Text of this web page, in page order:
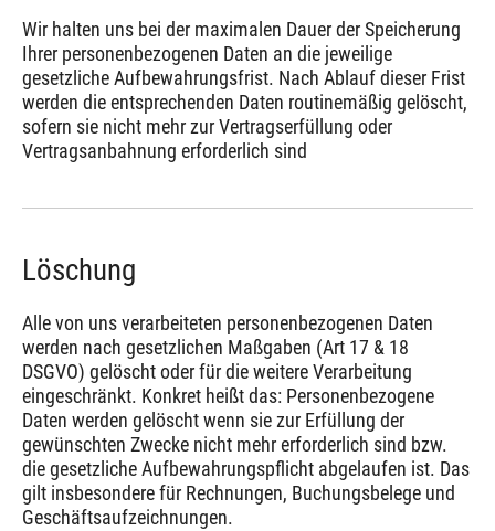
Wir halten uns bei der maximalen Dauer der Speicherung
Ihrer personenbezogenen Daten an die jeweilige
gesetzliche Aufbewahrungsfrist. Nach Ablauf dieser Frist
werden die entsprechenden Daten routinemäßig gelöscht,
sofern sie nicht mehr zur Vertragserfüllung oder
Vertragsanbahnung erforderlich sind
Löschung
Alle von uns verarbeiteten personenbezogenen Daten
werden nach gesetzlichen Maßgaben (Art 17 & 18
DSGVO) gelöscht oder für die weitere Verarbeitung
eingeschränkt. Konkret heißt das: Personenbezogene
Daten werden gelöscht wenn sie zur Erfüllung der
gewünschten Zwecke nicht mehr erforderlich sind bzw.
die gesetzliche Aufbewahrungspflicht abgelaufen ist. Das
gilt insbesondere für Rechnungen, Buchungsbelege und
Geschäftsaufzeichnungen.